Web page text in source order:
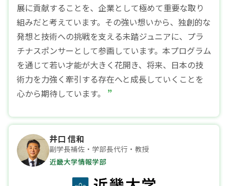
展に貢献することを、企業として極めて重要な取り
組みだと考えています。その強い想いから、独創的な
発想と技術への挑戦を支える未踏ジュニアに、プラ
チナスポンサーとして参画しています。本プログラム
を通じて若い才能が大きく花開き、将来、日本の技
術力を力強く牽引する存在へと成長していくことを
心から期待しています。
井口 信和
副学長補佐・学部長代行・教授
近畿大学情報学部